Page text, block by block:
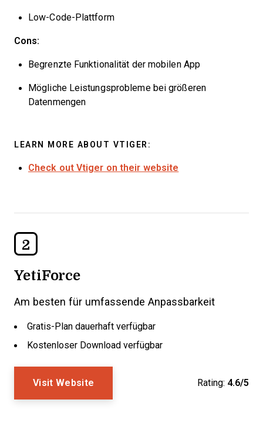
Low-Code-Plattform
Cons:
Begrenzte Funktionalität der mobilen App
Mögliche Leistungsprobleme bei größeren
Datenmengen
LEARN MORE ABOUT VTIGER:
Check out Vtiger on their website
2
YetiForce
Am besten für umfassende Anpassbarkeit
Gratis-Plan dauerhaft verfügbar
Kostenloser Download verfügbar
Visit Website Rating: 4.6/5